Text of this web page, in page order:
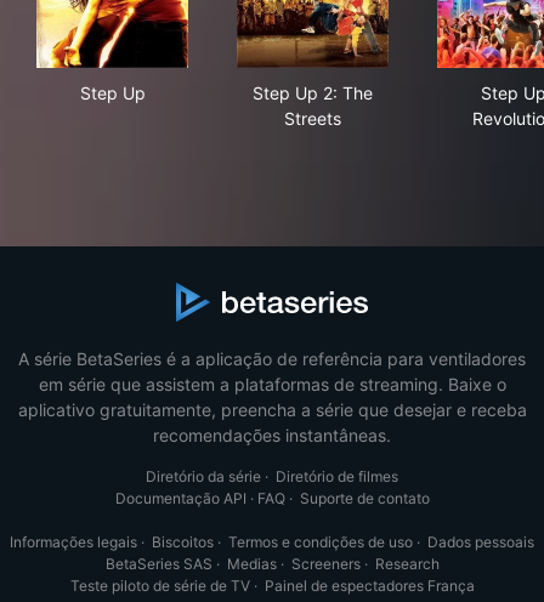
Step Up
Step Up 2: The
Streets
Step
A série BetaSeries é a aplicação de referência para ventiladores
em série que assistem a plataformas de streaming. Baixe o
aplicativo gratuitamente, preencha a série que desejar e receba
recomendações instantâneas.
Diretório da série · Diretório de filmes
Documentação API · FAQ· Suporte de contato
Informações legais · Biscoitos · Termos e condições de uso · Dados pessoais
BetaSeries SAS · Medias· Screeners· Research
Teste piloto de série de TV· Painel de espectadores França